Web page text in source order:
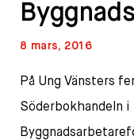
8 mars, 2016
På Ung Vänsters
Söderbokhandeln